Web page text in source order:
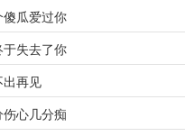
傻瓜爱过你
于失去了你
出再见
伤心几分痴